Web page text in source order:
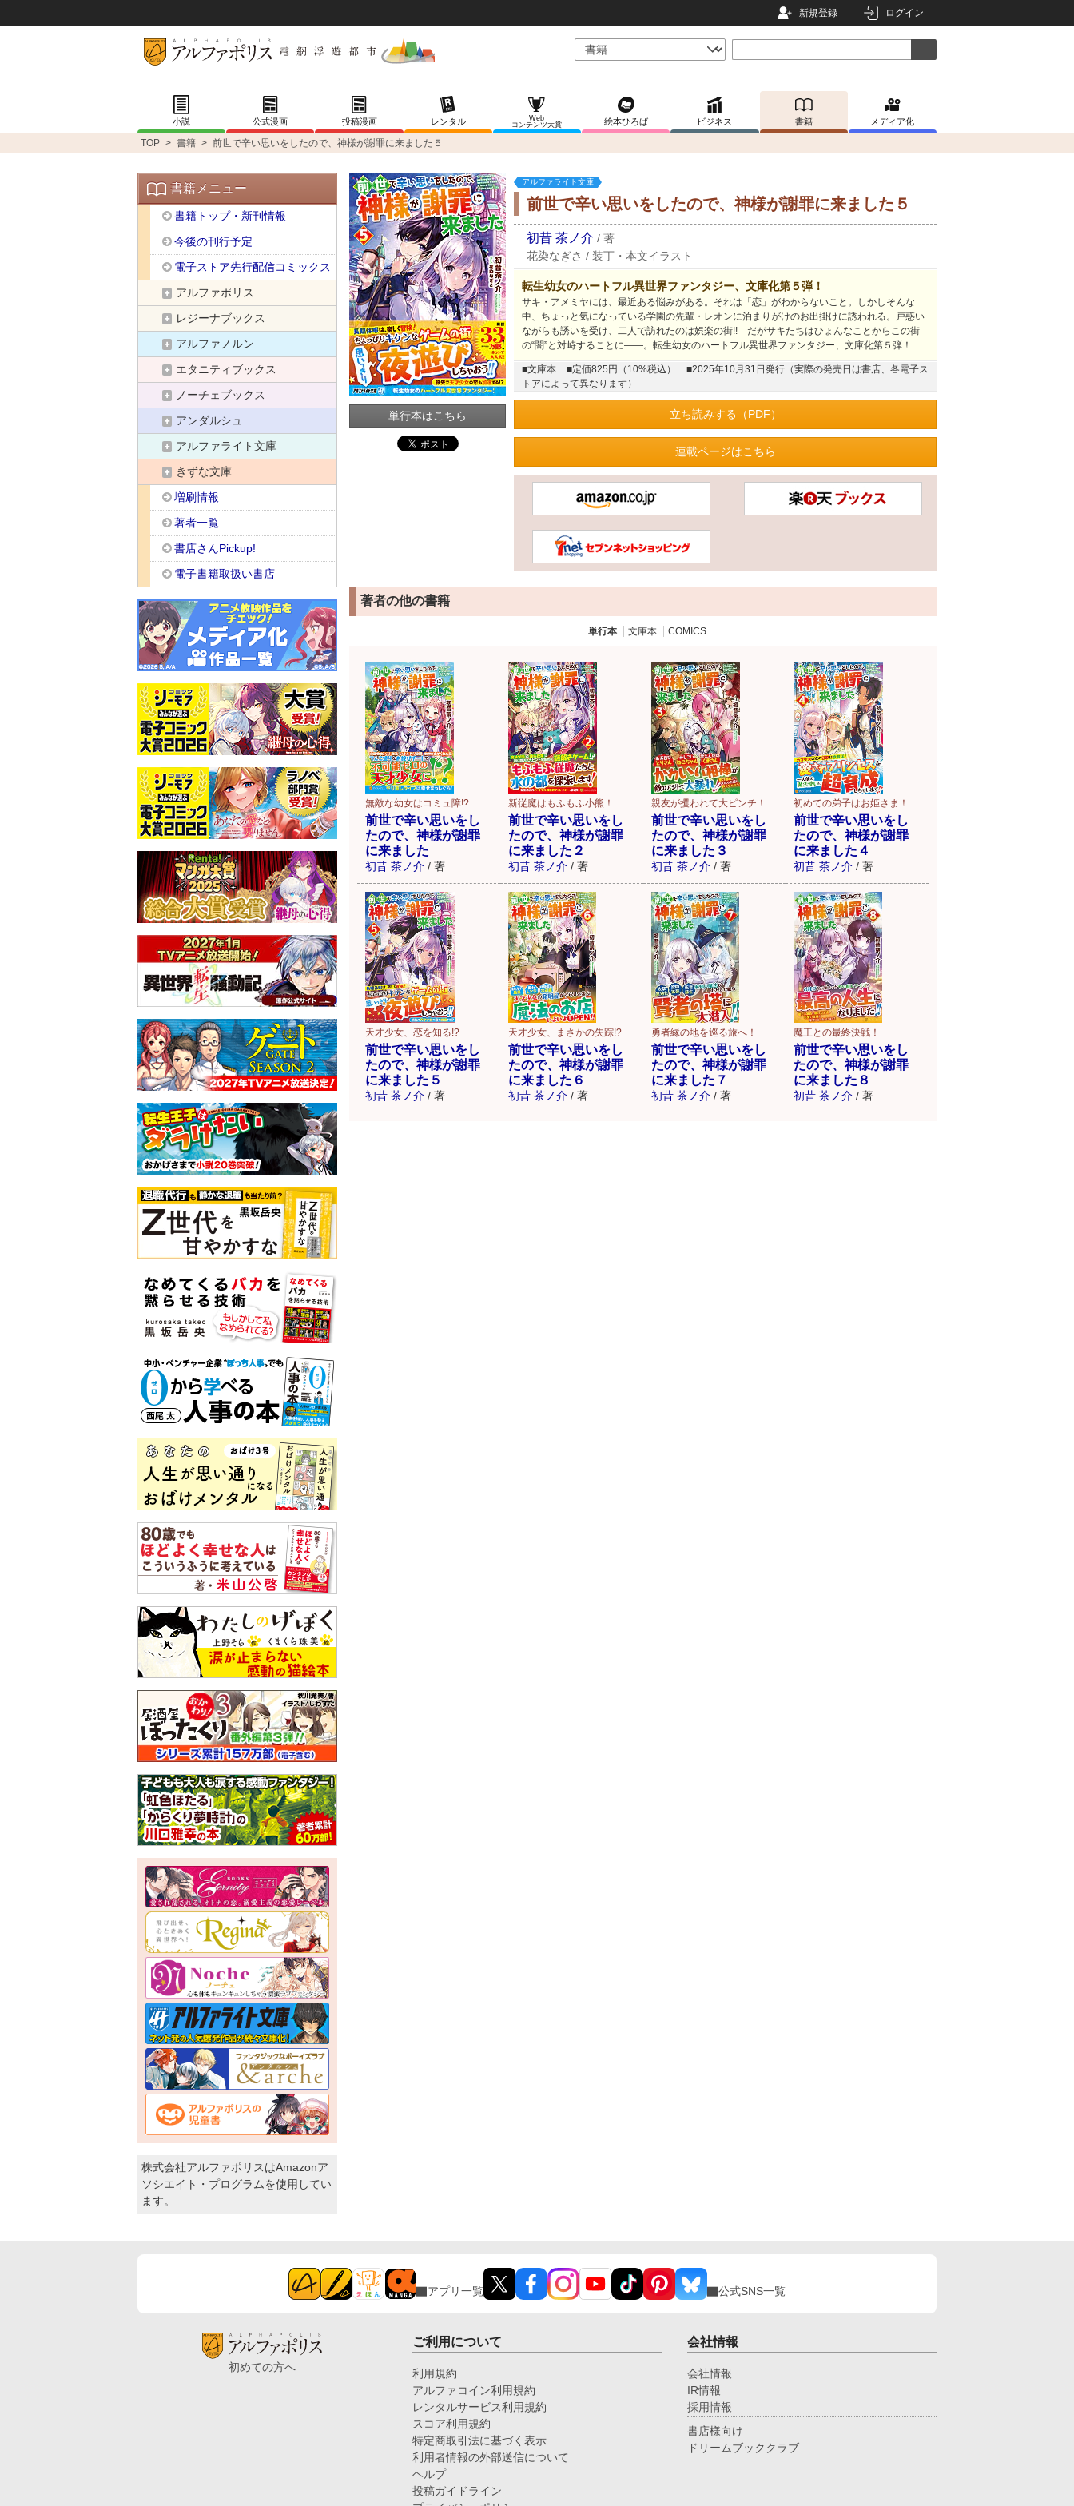
新規登録 ログイン
小説 公式漫画 投稿漫画 レンタル
Web
コンテンツ大賞
絵本ひろば ビジネス 書籍 メディア化
TOP > 書籍 > 前世で辛い思いをしたので、神様が謝罪に来ました５
単行本はこちら
アルファライト文庫
前世で辛い思いをしたので、神様が謝罪に来ました５
初昔 茶ノ介 / 著
花染なぎさ / 装丁・本文イラスト
転生幼女のハートフル異世界ファンタジー、文庫化第５弾！
サキ・アメミヤには、最近ある悩みがある。それは「恋」がわからないこと。しかしそんな
中、ちょっと気になっている学園の先輩・レオンに泊まりがけのお出掛けに誘われる。戸惑い
ながらも誘いを受け、二人で訪れたのは娯楽の街!! だがサキたちはひょんなことからこの街
の“闇”と対峙することに――。転生幼女のハートフル異世界ファンタジー、文庫化第５弾！
■文庫本 ■定価825円（10%税込）
■2025年10月31日発行（実際の発売日は書店、各電子ス
トアによって異なります）
立ち読みする（PDF）
連載ページはこちら
著者の他の書籍
単行本 文庫本 COMICS
無敵な幼女はコミュ障!?
前世で辛い思いをし
たので、神様が謝罪
に来ました
初昔 茶ノ介 / 著
新従魔はもふもふ小熊！
前世で辛い思いをし
たので、神様が謝罪
に来ました２
初昔 茶ノ介 / 著
親友が攫われて大ピンチ！
前世で辛い思いをし
たので、神様が謝罪
に来ました３
初昔 茶ノ介 / 著
初めての弟子はお姫さま！
前世で辛い思いをし
たので、神様が謝罪
に来ました４
初昔 茶ノ介 / 著
天才少女、恋を知る!?
前世で辛い思いをし
たので、神様が謝罪
に来ました５
初昔 茶ノ介 / 著
天才少女、まさかの失踪!?
前世で辛い思いをし
たので、神様が謝罪
に来ました６
初昔 茶ノ介 / 著
勇者縁の地を巡る旅へ！
前世で辛い思いをし
たので、神様が謝罪
に来ました７
初昔 茶ノ介 / 著
魔王との最終決戦！
前世で辛い思いをし
たので、神様が謝罪
に来ました８
初昔 茶ノ介 / 著
書籍メニュー
書籍トップ・新刊情報
今後の刊行予定
電子ストア先行配信コミックス
アルファポリス
レジーナブックス
アルファノルン
エタニティブックス
ノーチェブックス
アンダルシュ
アルファライト文庫
きずな文庫
増刷情報
著者一覧
書店さんPickup!
電子書籍取扱い書店
株式会社アルファポリスはAmazonア
ソシエイト・プログラムを使用してい
ます。
アプリ一覧 公式SNS一覧
初めての方へ
ご利用について
利用規約
アルファコイン利用規約
レンタルサービス利用規約
スコア利用規約
特定商取引法に基づく表示
利用者情報の外部送信について
ヘルプ
投稿ガイドライン
会社情報
会社情報
IR情報
採用情報
書店様向け
ドリームブッククラブ